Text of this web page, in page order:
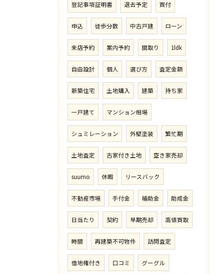
登記事項証明書 退去予定 買付
申込 徒歩分数 中古戸建 ローン
来店予約 案内予約 間取り 1ldk
自由設計 個人 選び方 査定金額
新築住宅 土地購入 建築 持ち家
一戸建て マンション相場
シュミレーション 外壁塗装 繁忙期
土地査定 古家付き土地 空き家売却
suumo 休暇 リースバック
不動産市場 手付金 補助金 助成金
日当たり 契約 早期売却 高値買取
時間 再建築不可物件 訪問査定
借地権付き 口コミ グーグル